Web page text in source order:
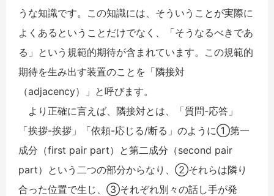
うな知識です。この知識には、そういうことが実際に
よくあるということだけでなく、「そうなるべきであ
る」という規範的期待が含まれています。この規範的
期待を生み出す装置のことを「隣接対
（adjacency）」と呼びます。
より正確に言えば、隣接対とは、「質問-応答」
「挨拶-挨拶」「依頼-応じる/断る」のように①第一
成分（first pair part）と第二成分（second pair
part）という二つの部分からなり、②それらは隣り
合った位置で生じ、③それぞれ別々の話し手が発